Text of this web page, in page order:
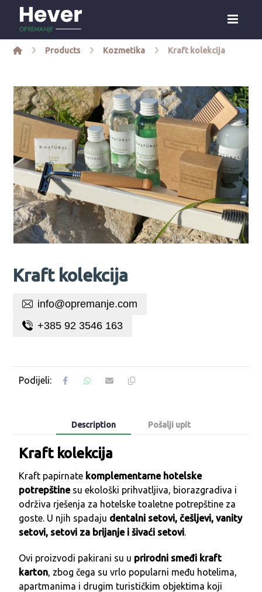
Products Kozmetika Kraft kolekcija
Kraft kolekcija
info@opremanje.com
+385 92 3546 163
Description Pošalji upit
Kraft kolekcija
Kraft papirnate komplementarne hotelske
potrepštinesu ekološki prihvatljiva, biorazgradiva i
održiva rješenja za hotelske toaletne potrepštine za
goste. U njih spadaju dentalni setovi, češljevi, vanity
setovi, setovi za brijanje i šivaći setovi.
Ovi proizvodi pakirani su u prirodni smeđi kraft
karton, zbog čega su vrlo popularni među hotelima,
apartmanima i drugim turističkim objektima koji